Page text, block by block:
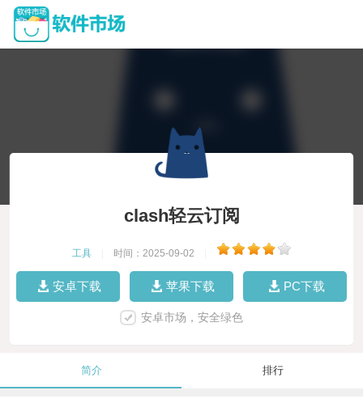
clash轻云订阅
工具 时间：2025-09-02
安卓下载 苹果下载 PC下载
安卓市场，安全绿色
简介 排行